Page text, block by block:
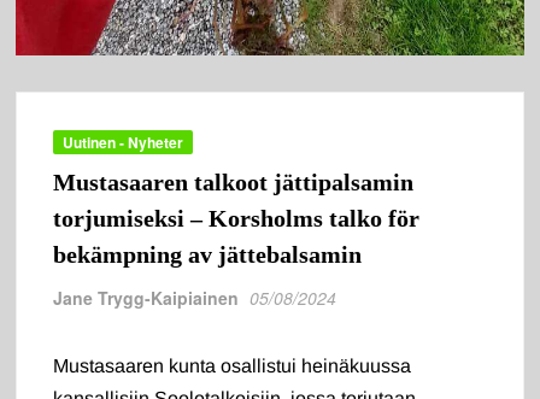
Uutinen - Nyheter
Mustasaaren talkoot jättipalsamin
torjumiseksi – Korsholms talko för
bekämpning av jättebalsamin
Jane Trygg-Kaipiainen 05/08/2024
Mustasaaren kunta osallistui heinäkuussa